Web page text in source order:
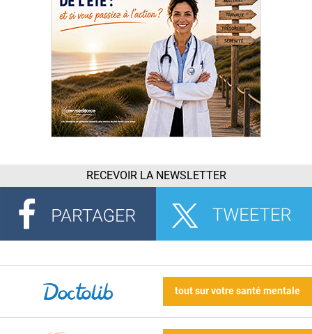
RECEVOIR LA NEWSLETTER
tout sur votre santé mentale